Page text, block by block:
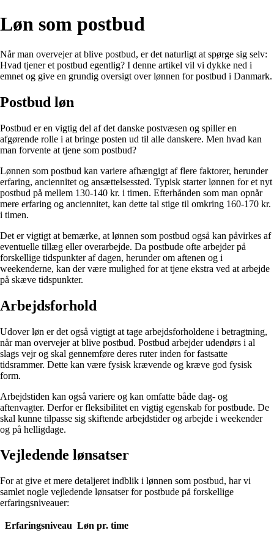
Løn som postbud
Når man overvejer at blive postbud, er det naturligt at spørge sig selv:
Hvad tjener et postbud egentlig? I denne artikel vil vi dykke ned i
emnet og give en grundig oversigt over lønnen for postbud i Danmark.
Postbud løn
Postbud er en vigtig del af det danske postvæsen og spiller en
afgørende rolle i at bringe posten ud til alle danskere. Men hvad kan
man forvente at tjene som postbud?
Lønnen som postbud kan variere afhængigt af flere faktorer, herunder
erfaring, anciennitet og ansættelsessted. Typisk starter lønnen for et nyt
postbud på mellem 130-140 kr. i timen. Efterhånden som man opnår
mere erfaring og anciennitet, kan dette tal stige til omkring 160-170 kr.
i timen.
Det er vigtigt at bemærke, at lønnen som postbud også kan påvirkes af
eventuelle tillæg eller overarbejde. Da postbude ofte arbejder på
forskellige tidspunkter af dagen, herunder om aftenen og i
weekenderne, kan der være mulighed for at tjene ekstra ved at arbejde
på skæve tidspunkter.
Arbejdsforhold
Udover løn er det også vigtigt at tage arbejdsforholdene i betragtning,
når man overvejer at blive postbud. Postbud arbejder udendørs i al
slags vejr og skal gennemføre deres ruter inden for fastsatte
tidsrammer. Dette kan være fysisk krævende og kræve god fysisk
form.
Arbejdstiden kan også variere og kan omfatte både dag- og
aftenvagter. Derfor er fleksibilitet en vigtig egenskab for postbude. De
skal kunne tilpasse sig skiftende arbejdstider og arbejde i weekender
og på helligdage.
Vejledende lønsatser
For at give et mere detaljeret indblik i lønnen som postbud, har vi
samlet nogle vejledende lønsatser for postbude på forskellige
erfaringsniveauer:
Erfaringsniveau Løn pr. time